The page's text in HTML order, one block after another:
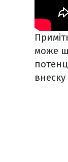
може
внеску